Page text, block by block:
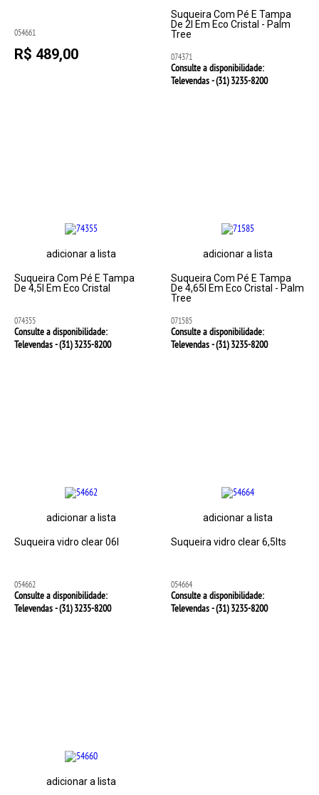
054661
R$ 489,00
Suqueira Com Pé E Tampa
De 2l Em Eco Cristal - Palm
Tree
074371
Consulte a disponibilidade:
Televendas - (31)3235-8200
adicionar a lista
Suqueira Com Pé E Tampa
De 4,5l Em Eco Cristal
074355
Consulte a disponibilidade:
Televendas - (31)3235-8200
adicionar a lista
Suqueira Com Pé E Tampa
De 4,65l Em Eco Cristal - Palm
Tree
071585
Consulte a disponibilidade:
Televendas - (31)3235-8200
adicionar a lista
Suqueira vidro clear 06l
054662
Consulte a disponibilidade:
Televendas - (31)3235-8200
adicionar a lista
Suqueira vidro clear 6,5lts
054664
Consulte a disponibilidade:
Televendas - (31)3235-8200
adicionar a lista